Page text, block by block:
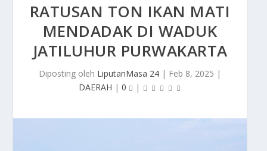
RATUSAN TON IKAN MATI
MENDADAK DI WADUK
JATILUHUR PURWAKARTA
Diposting oleh LiputanMasa 24 | Feb 8, 2025 |
DAERAH | 0 |